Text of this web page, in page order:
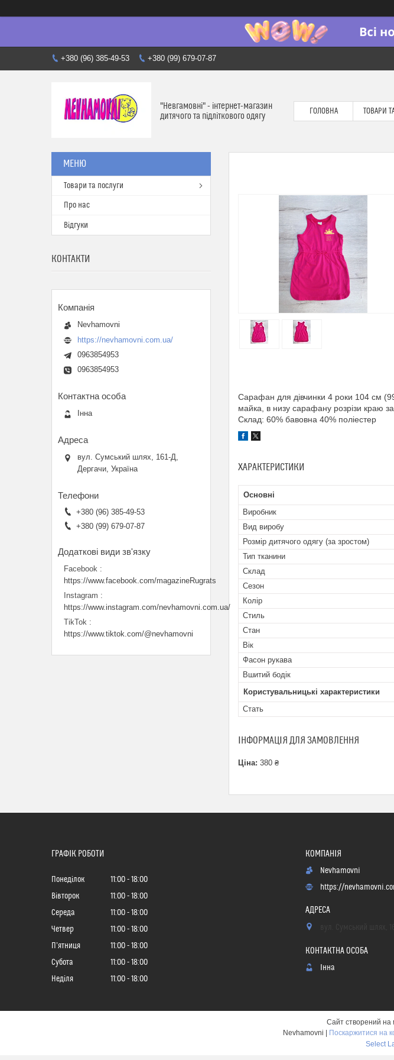
+380 (96) 385-49-53 +380 (99) 679-07-87
"Невгамовні" - інтернет-магазин
дитячого та підліткового одягу
ГОЛОВНА ТОВАРИ
Сарафан для дівчинки 4 роки 104 см
майка, в низу сарафану розрізи краю
Склад: 60% бавовна 40% поліестер
ХАРАКТЕРИСТИКИ
Основні
Виробник
Вид виробу
Розмір дитячого одягу (за зростом)
Тип тканини
Склад
Сезон
Колір
Стиль
Стан
Вік
Фасон рукава
Вшитий бодік
Користувальницькі характеристики
Стать
ІНФОРМАЦІЯ ДЛЯ ЗАМОВЛЕННЯ
Ціна: 380 ₴
Товари та послуги
Про нас
Відгуки
КОНТАКТИ
Nevhamovni
https://nevhamovni.com.ua/
0963854953
0963854953
Інна
вул. Сумський шлях, 161-Д,
Дергачи, Україна
+380 (96) 385-49-53
+380 (99) 679-07-87
Facebook
https://www.facebook.com/magazineRugrats
Instagram
https://www.instagram.com/nevhamovni.com.ua/
TikTok
https://www.tiktok.com/@nevhamovni
ГРАФІК РОБОТИ
Понеділок 11:00
18:00
Вівторок
11:00
18:00
Середа
11:00
18:00
Четвер
11:00
18:00
Пʼятниця
11:00
18:00
Субота
11:00
18:00
Неділя
11:00 18:00
Nevhamovni
https://
Інна
Сайт створений на
Поскаржитися на
Select